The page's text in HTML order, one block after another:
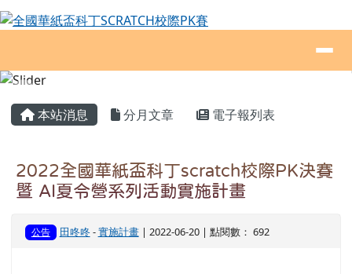
跳至主內容區
全國華紙盃科丁SCRATCH校際PK賽
主內容區域
本站消息 分月文章 電子報列表
2022全國華紙盃科丁scratch校際PK決賽
暨 AI夏令營系列活動實施計畫
公告 田咚咚-實施計畫| 2022-06-20 | 點閱數： 692
頁尾區域